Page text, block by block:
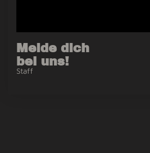
Melde dich
bei uns!
Staff